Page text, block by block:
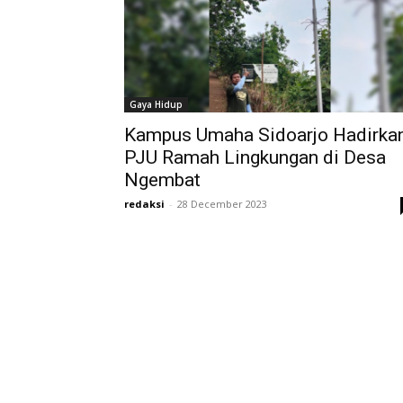
Gaya Hidup
Kampus Umaha Sidoarjo
PJU Ramah Lingkungan di Desa
Ngembat
redaksi - 28 December 2023